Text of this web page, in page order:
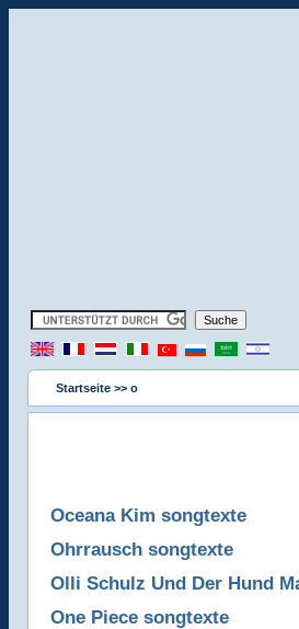
Startseite >> o
Oceana Kim songtexte
Ohrrausch songtexte
Olli Schulz Und Der Hund
One Piece songtexte